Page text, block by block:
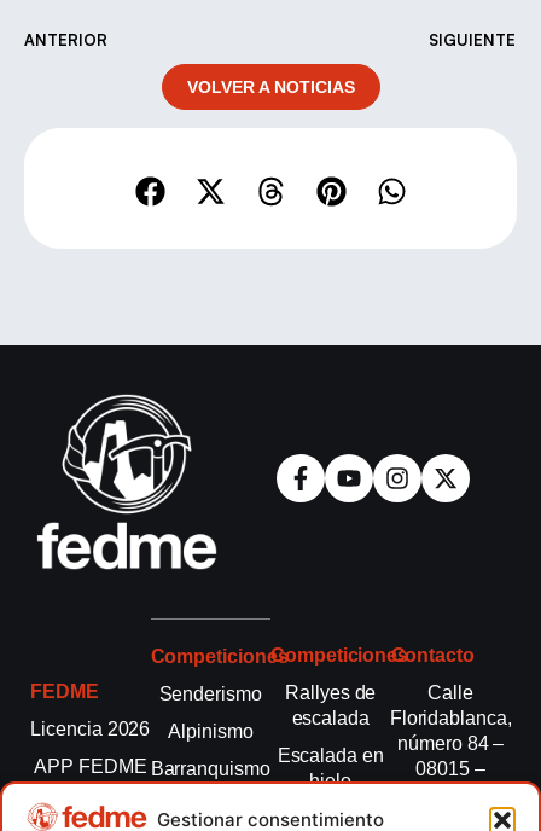
Gestionar consentimiento
ANTERIOR SIGUIENTE
VOLVER A NOTICIAS
FEDME
Licencia 2026
APP FEDME
Transparencia
Competiciones
Senderismo
Alpinismo
Barranquismo
Competiciones
Rallyes de
escalada
Escalada en
hielo
Esquí de
Contacto
Calle
Floridablanca,
número 84 –
08015 –